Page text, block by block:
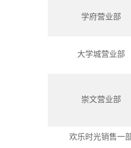
学府营业部
大学城营业部
崇文营业部
欢乐时光销售一